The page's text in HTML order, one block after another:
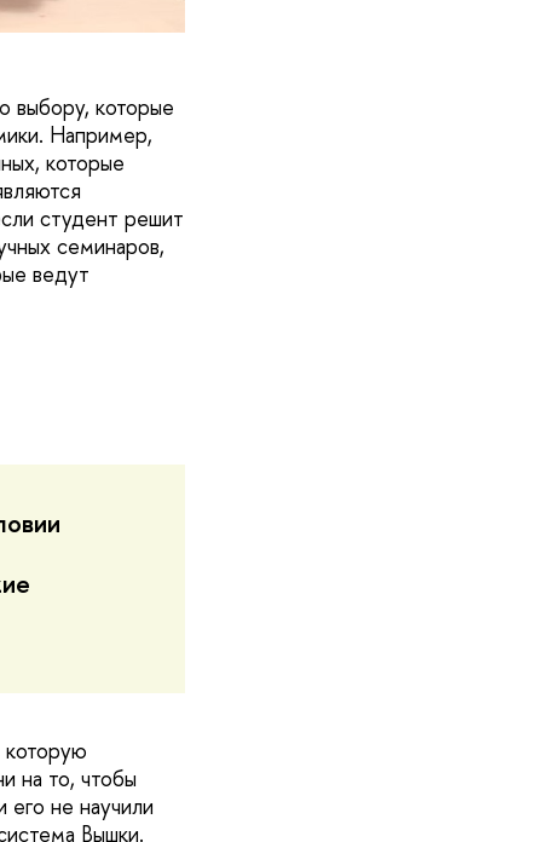
выбору, которые
Например,
которые
студент решит
семинаров,
ведут
которую
на то, чтобы
его не научили
Вышки.